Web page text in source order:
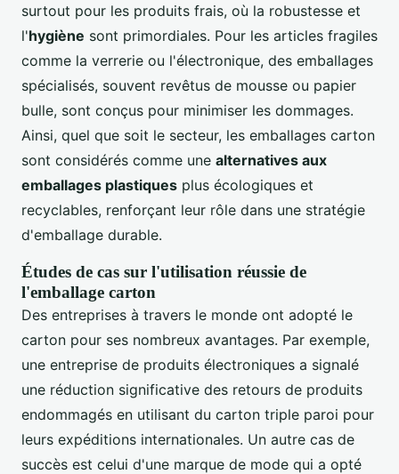
surtout pour les produits frais, où la robustesse et
l'hygiène sont primordiales. Pour les articles fragiles
comme la verrerie ou l'électronique, des emballages
spécialisés, souvent revêtus de mousse ou papier
bulle, sont conçus pour minimiser les dommages.
Ainsi, quel que soit le secteur, les emballages carton
sont considérés comme une alternatives aux
emballages plastiques plus écologiques et
recyclables, renforçant leur rôle dans une stratégie
d'emballage durable.
Études de cas sur l'utilisation réussie de
l'emballage carton
Des entreprises à travers le monde ont adopté le
carton pour ses nombreux avantages. Par exemple,
une entreprise de produits électroniques a signalé
une réduction significative des retours de produits
endommagés en utilisant du carton triple paroi pour
leurs expéditions internationales. Un autre cas de
succès est celui d'une marque de mode qui a opté